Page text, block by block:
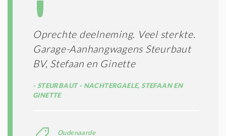
Oprechte deelneming. Veel sterkte.
Garage-Aanhangwagens Steurbaut
BV, Stefaan en Ginette
STEURBAUT - NACHTERGAELE, STEFAAN EN
GINETTE
Oudenaarde